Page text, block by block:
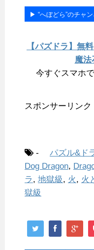
▶︎ “へぼどら”のチャ
【パズドラ】無
魔法
今すぐスマホ
スポンサーリンク
- パズル&ド
Dog Dragon,
ラ , 地獄級, 火, 火
獄級